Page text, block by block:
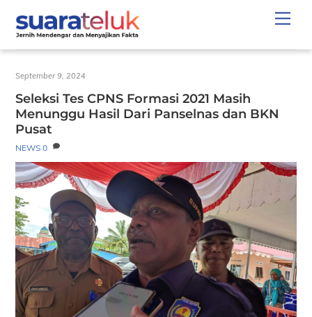
content
September 9, 2024
Seleksi Tes CPNS Formasi 2021 Masih
Menunggu Hasil Dari Panselnas dan BKN
Pusat
NEWS 0